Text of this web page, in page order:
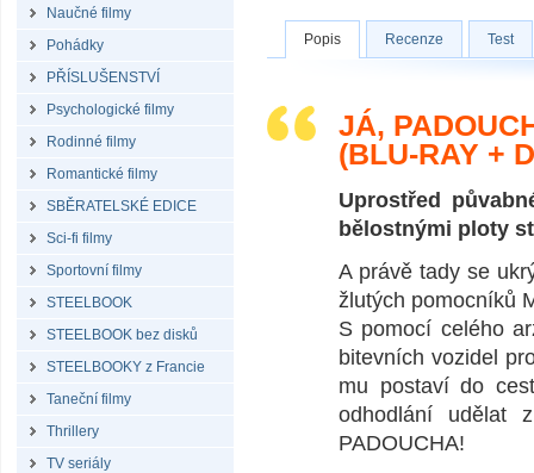
Naučné filmy
Pohádky
PŘÍSLUŠENSTVÍ
Psychologické filmy
Rodinné filmy
Romantické filmy
SBĚRATELSKÉ EDICE
Sci-fi filmy
Sportovní filmy
STEELBOOK
STEELBOOK bez disků
STEELBOOKY z Francie
Taneční filmy
Thrillery
TV seriály
Popis Recenze Test
JÁ,
(BLU-RAY +
Uprostřed
bělostnými ploty
A právě tady se
žlutých pomocníků
S pomocí celého
bitevních vozidel
mu postaví do
odhodlání udělat
PADOUCHA!